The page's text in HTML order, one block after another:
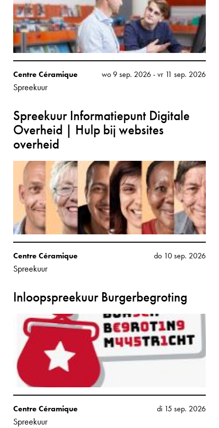
Centre Céramique
Spreekuur
wo 9 sep. 2026-vr 11 sep. 2026
Spreekuur Informatiepunt Digitale
Overheid | Hulp bij websites
overheid
Centre Céramique
Spreekuur
do 10 sep. 2026
Inloopspreekuur Burgerbegroting
Centre Céramique
Spreekuur
di 15 sep. 2026